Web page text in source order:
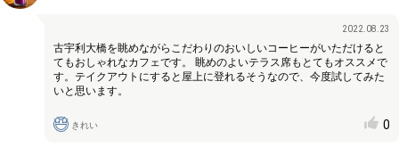
2022.08.23
古宇利大橋を眺めながらこだわりのおいしいコーヒーがいただけると
てもおしゃれなカフェです。 眺めのよいテラス席もとてもオススメで
す。テイクアウトにすると屋上に登れるそうなので、今度試してみた
いと思います。
きれい 0